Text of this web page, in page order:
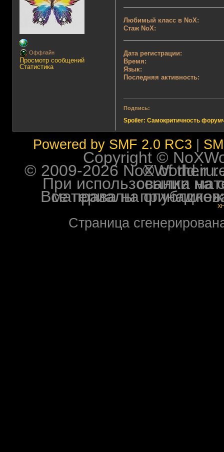
Оффлайн
Просмотр сообщений
Статистика
Любимый класс в NoX:
Стаж NoX:
Дата регистрации:
Время:
Язык:
Последняя активность:
Подпись:
Spoiler: Самокритичность
Powered by SMF 2.0 RC3
Copyright ©
© 2009-2026 NoXWorld.ru. All
При использовании
Все права на опубликованные на форуме
Страница